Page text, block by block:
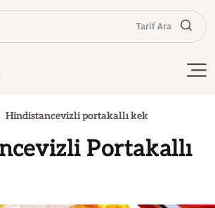
Tarif Ara
Hindistancevizli portakallı kek
Portakallı